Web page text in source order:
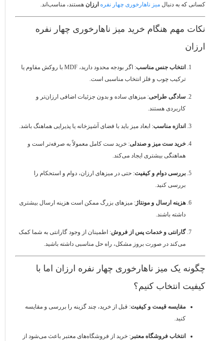
کسانی که به دنبال میز ناهارخوری چهار نفره ارزان هستند، مناسب‌اند.
نکات مهم هنگام خرید میز ناهارخوری چهار نفره
ارزان
انتخاب جنس مناسب
: اگر بودجه محدود دارید، MDF با روکش مقاوم یا
ترکیب چوب و فلز انتخاب مناسبی است.
سادگی طراحی: میزهای ساده و بدون جزئیات اضافی ارزان‌تر و
کاربردی هستند.
اندازه مناسب: ابعاد میز باید با فضای آشپزخانه یا پذیرایی هماهنگ باشد.
خرید ست میز و صندلی: خرید ست کامل معمولاً به صرفه‌تر است و
هماهنگی بیشتری ایجاد می‌کند.
بررسی دوام و کیفیت: حتی در میزهای ارزان، دوام و استحکام را
بررسی کنید.
هزینه ارسال و مونتاژ : میزهای بزرگ ممکن است هزینه ارسال بیشتری
داشته باشند.
گارانتی و خدمات پس از فروش: اطمینان از وجود گارانتی به شما کمک
می‌کند در صورت بروز مشکل، راه حل مناسبی داشته باشید.
چگونه یک میز ناهارخوری چهار نفره ارزان اما با
کیفیت انتخاب کنیم؟
مقایسه قیمت و کیفیت: قبل از خرید، چند گزینه را بررسی و مقایسه
کنید.
انتخاب فروشگاه معتبر : خرید از فروشگاه‌های معتبر باعث می‌شود از